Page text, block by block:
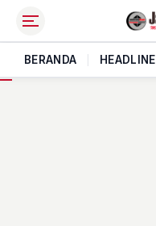
BERANDA HEADLINE